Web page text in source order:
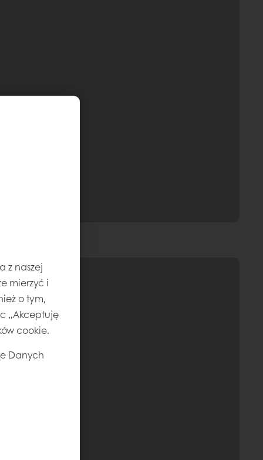
z naszej
mierzyć i
o tym,
„Akceptuję
cookie.
Danych